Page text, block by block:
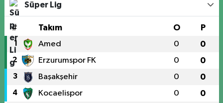
Süper Lig
# Takım O P
1 Amed 0 0
2 Erzurumspor FK 0 0
3 Başakşehir 0 0
4 Kocaelispor 0 0